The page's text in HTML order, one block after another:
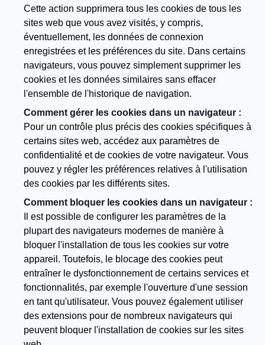
Cette action supprimera tous les cookies de tous les
sites web que vous avez visités, y compris,
éventuellement, les données de connexion
enregistrées et les préférences du site. Dans certains
navigateurs, vous pouvez simplement supprimer les
cookies et les données similaires sans effacer
l'ensemble de l'historique de navigation.
Comment gérer les cookies dans un navigateur :
Pour un contrôle plus précis des cookies spécifiques à
certains sites web, accédez aux paramètres de
confidentialité et de cookies de votre navigateur. Vous
pouvez y régler les préférences relatives à l'utilisation
des cookies par les différents sites.
Comment bloquer les cookies dans un navigateur :
Il est possible de configurer les paramètres de la
plupart des navigateurs modernes de manière à
bloquer l'installation de tous les cookies sur votre
appareil. Toutefois, le blocage des cookies peut
entraîner le dysfonctionnement de certains services et
fonctionnalités, par exemple l'ouverture d'une session
en tant qu'utilisateur. Vous pouvez également utiliser
des extensions pour de nombreux navigateurs qui
peuvent bloquer l'installation de cookies sur les sites